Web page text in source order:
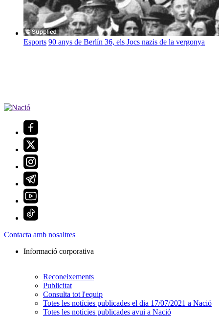
Esports 90 anys de Berlín 36, els Jocs nazis de la vergonya
Contacta amb nosaltres
Informació corporativa
Reconeixements
Publicitat
Consulta tot l'equip
Totes les notícies publicades el dia 17/07/2021 a Nació
Totes les notícies publicades avui a Nació